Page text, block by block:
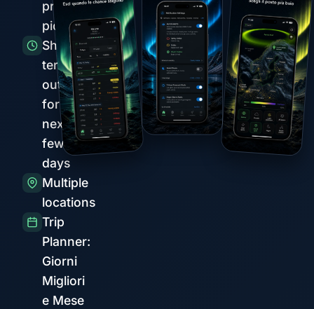
prima dei
picchi
Short-
term
outlook
for the
next
few
days
Multiple
locations
Trip
Planner:
Giorni
Migliori
e Mese